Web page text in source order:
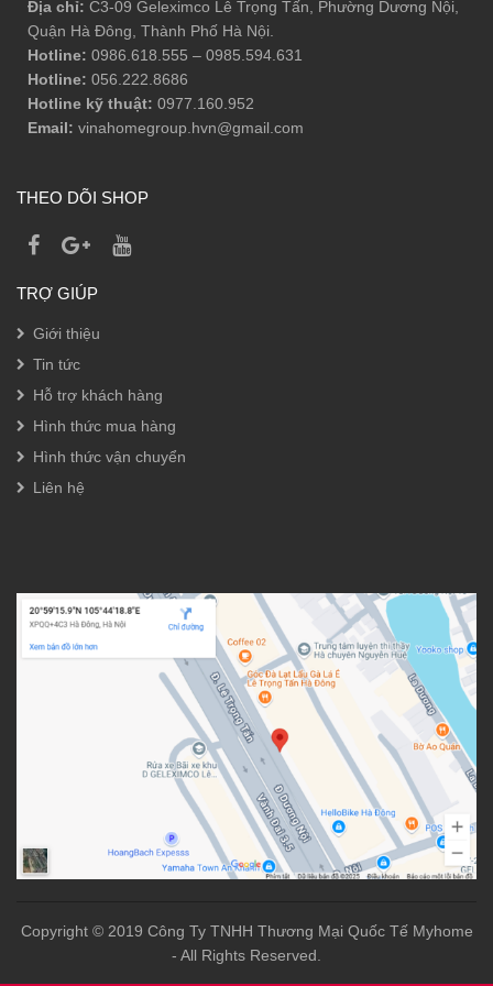
Địa chỉ: C3-09 Geleximco Lê Trọng Tấn, Phường Dương Nội,
Quận Hà Đông, Thành Phố Hà Nội.
Hotline: 0986.618.555 – 0985.594.631
Hotline: 056.222.8686
Hotline kỹ thuật: 0977.160.952
Email: vinahomegroup.hvn@gmail.com
THEO DÕI SHOP
TRỢ GIÚP
Giới thiệu
Tin tức
Hỗ trợ khách hàng
Hình thức mua hàng
Hình thức vận chuyển
Liên hệ
Copyright © 2019 Công Ty TNHH Thương Mại Quốc Tế Myhome
- All Rights Reserved.